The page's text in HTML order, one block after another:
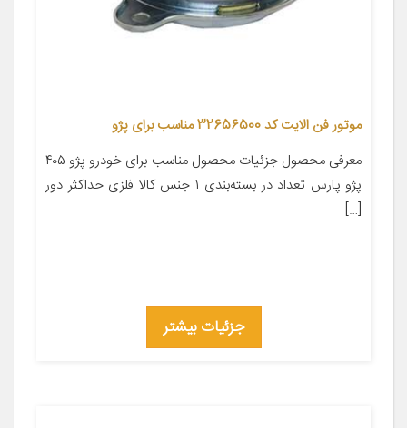
موتور فن الایت کد 32656500 مناسب برای پژو
معرفی محصول جزئیات محصول مناسب برای خودرو پژو ۴۰۵
پژو پارس تعداد در بسته‌بندی ۱ جنس کالا فلزی حداکثر دور
[…]
جزئیات بیشتر